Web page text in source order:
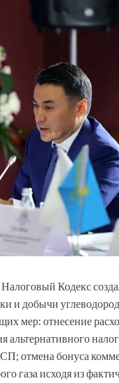
Кодекс
и добычи
мер: отнесение
отмена бонуса
газа исходя из